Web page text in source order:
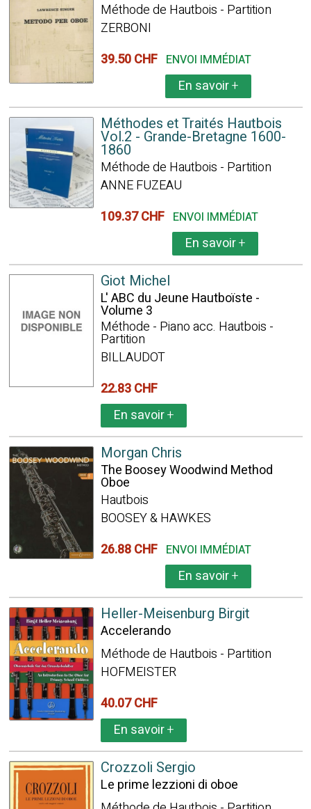
Méthode de Hautbois - Partition
ZERBONI
39.50 CHF ENVOI IMMÉDIAT
En savoir+
Méthodes et Traités Hautbois
Vol.2 - Grande-Bretagne 1600-
1860
Méthode de Hautbois - Partition
ANNE FUZEAU
109.37 CHF ENVOI IMMÉDIAT
En savoir+
Giot Michel
L' ABC du Jeune Hautboïste -
Volume 3
Méthode - Piano acc. Hautbois -
Partition
BILLAUDOT
22.83 CHF
En savoir+
Morgan Chris
The Boosey Woodwind Method
Oboe
Hautbois
BOOSEY & HAWKES
26.88 CHF ENVOI IMMÉDIAT
En savoir+
Heller-Meisenburg Birgit
Accelerando
Méthode de Hautbois - Partition
HOFMEISTER
40.07 CHF
En savoir+
Crozzoli Sergio
Le prime lezzioni di oboe